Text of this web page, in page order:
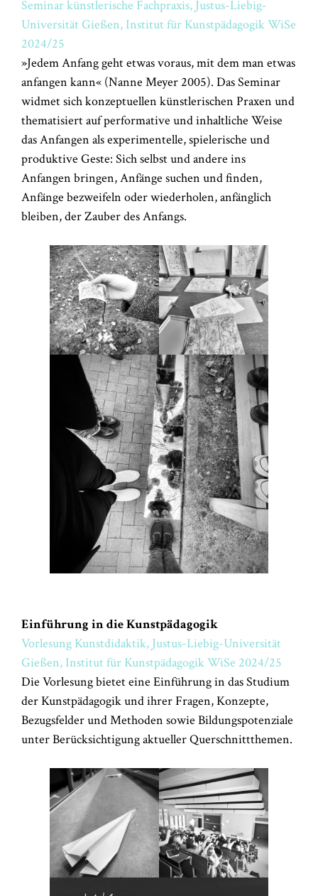
Seminar künstlerische Fachpraxis, Justus-Liebig-
Universität Gießen, Institut für Kunstpädagogik WiSe
2024/25
»Jedem Anfang geht etwas voraus, mit dem man etwas
anfangen kann« (Nanne Meyer 2005). Das Seminar
widmet sich konzeptuellen künstlerischen Praxen und
thematisiert auf performative und inhaltliche Weise
das Anfangen als experimentelle, spielerische und
produktive Geste: Sich selbst und andere ins
Anfangen bringen, Anfänge suchen und finden,
Anfänge bezweifeln oder wiederholen, anfänglich
bleiben, der Zauber des Anfangs.
Einführung in die Kunstpädagogik
Vorlesung Kunstdidaktik, Justus-Liebig-Universität
Gießen, Institut für Kunstpädagogik WiSe 2024/25
Die Vorlesung bietet eine Einführung in das Studium
der Kunstpädagogik und ihrer Fragen, Konzepte,
Bezugsfelder und Methoden sowie Bildungspotenziale
unter Berücksichtigung aktueller Querschnittthemen.